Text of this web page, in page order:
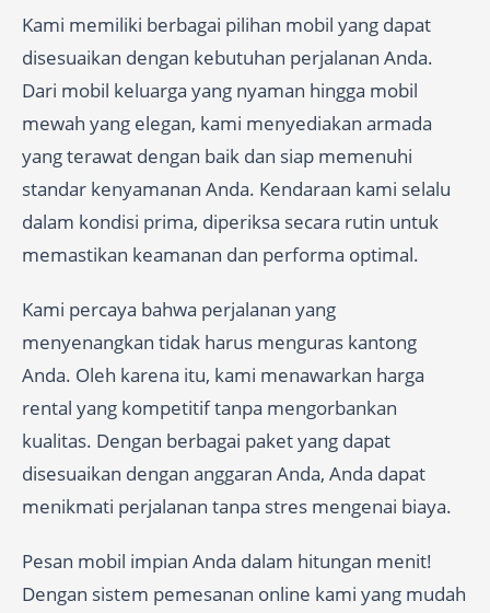
Kami memiliki berbagai pilihan mobil yang dapat
disesuaikan dengan kebutuhan perjalanan Anda.
Dari mobil keluarga yang nyaman hingga mobil
mewah yang elegan, kami menyediakan armada
yang terawat dengan baik dan siap memenuhi
standar kenyamanan Anda. Kendaraan kami selalu
dalam kondisi prima, diperiksa secara rutin untuk
memastikan keamanan dan performa optimal.
Kami percaya bahwa perjalanan yang
menyenangkan tidak harus menguras kantong
Anda. Oleh karena itu, kami menawarkan harga
rental yang kompetitif tanpa mengorbankan
kualitas. Dengan berbagai paket yang dapat
disesuaikan dengan anggaran Anda, Anda dapat
menikmati perjalanan tanpa stres mengenai biaya.
Pesan mobil impian Anda dalam hitungan menit!
Dengan sistem pemesanan online kami yang mudah